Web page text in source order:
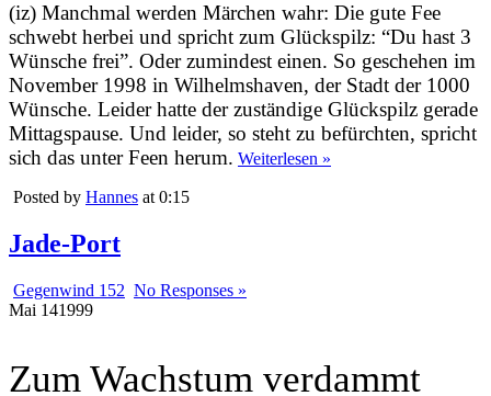
(iz) Manchmal werden Märchen wahr: Die gute Fee
schwebt herbei und spricht zum Glückspilz: “Du hast 3
Wünsche frei”. Oder zumindest einen. So geschehen im
November 1998 in Wilhelmshaven, der Stadt der 1000
Wünsche. Leider hatte der zuständige Glückspilz gerade
Mittagspause. Und leider, so steht zu befürchten, spricht
sich das unter Feen herum. Weiterlesen »
Posted by Hannes at 0:15
Jade-Port
Gegenwind 152 No Responses »
Mai 141999
Zum Wachstum verdammt